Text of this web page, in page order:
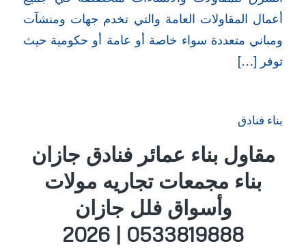
أعمال المقاولات العامة والتي تخدم جهات ومنشآت
ومباني متعددة سواء خاصة أو عامة أو حكومية حيث
توفر […]
بناء فنادق
مقاول بناء عمائر فنادق جازان
بناء مجمعات تجاريه مولات
وأسواق فلل جازان
0533819888 | 2026